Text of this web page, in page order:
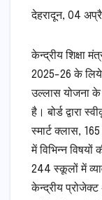
देहरादून, 04
केन्द्रीय शिक्षा
2025-26 के लिये
उल्लास योजना
है। बोर्ड द्वारा
स्मार्ट क्लास,
में विभिन्न
244 स्कूलों में
केन्द्रीय